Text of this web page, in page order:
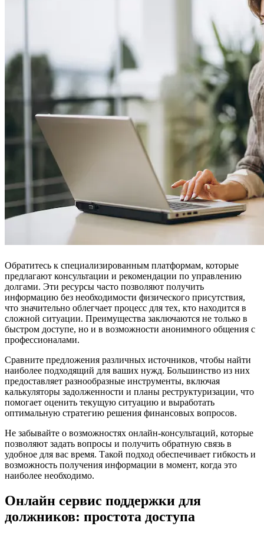
Обратитесь к специализированным платформам, которые
предлагают консультации и рекомендации по управлению
долгами. Эти ресурсы часто позволяют получить
информацию без необходимости физического присутствия,
что значительно облегчает процесс для тех, кто находится в
сложной ситуации. Преимущества заключаются не только в
быстром доступе, но и в возможности анонимного общения с
профессионалами.
Сравните предложения различных источников, чтобы найти
наиболее подходящий для ваших нужд. Большинство из них
предоставляет разнообразные инструменты, включая
калькуляторы задолженности и планы реструктуризации, что
помогает оценить текущую ситуацию и выработать
оптимальную стратегию решения финансовых вопросов.
Не забывайте о возможностях онлайн-консультаций, которые
позволяют задать вопросы и получить обратную связь в
удобное для вас время. Такой подход обеспечивает гибкость и
возможность получения информации в момент, когда это
наиболее необходимо.
Онлайн сервис поддержки для
должников: простота доступа